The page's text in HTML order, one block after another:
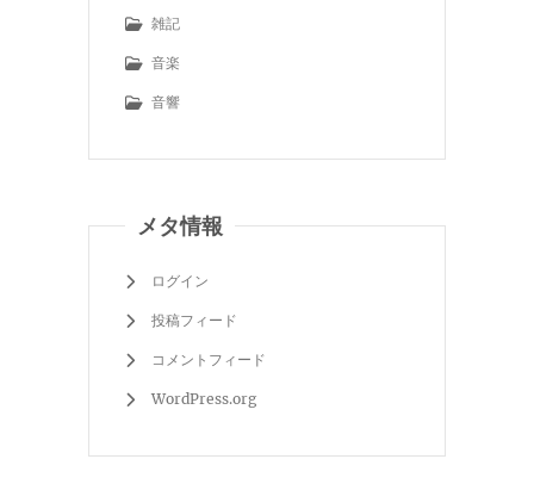
雑記
音楽
音響
メタ情報
ログイン
投稿フィード
コメントフィード
WordPress.org